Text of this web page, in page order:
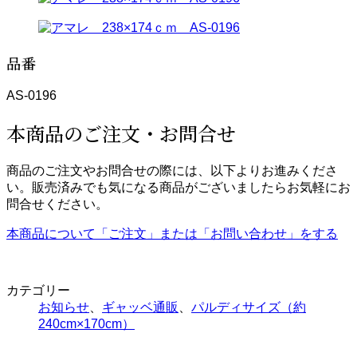
品番
AS-0196
本商品のご注文・お問合せ
商品のご注文やお問合せの際には、以下よりお進みくださ
い。販売済みでも気になる商品がございましたらお気軽にお
問合せください。
本商品について「ご注文」または「お問い合わせ」をする
カテゴリー
お知らせ
ギャッベ通販
パルディサイズ（約
240cm×170cm）